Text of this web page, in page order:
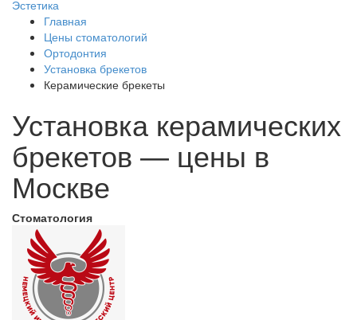
Эстетика
Главная
Цены стоматологий
Ортодонтия
Установка брекетов
Керамические брекеты
Установка керамических
брекетов — цены в
Москве
Стоматология